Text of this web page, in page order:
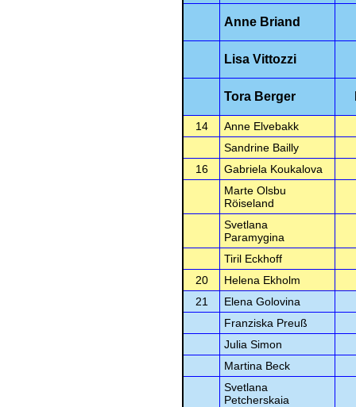
Anne Briand
Lisa Vittozzi
Tora Berger
14
Anne Elvebakk
Sandrine Bailly
16
Gabriela Koukalova
Marte Olsbu
Röiseland
Svetlana
Paramygina
Tiril Eckhoff
20
Helena Ekholm
21
Elena Golovina
Franziska Preuß
Julia Simon
Martina Beck
Svetlana
Petcherskaia